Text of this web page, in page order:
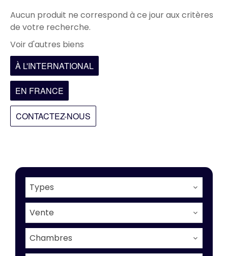
Aucun produit ne correspond à ce jour aux critères
de votre recherche.
Voir d'autres biens
À L'INTERNATIONAL
EN FRANCE
CONTACTEZ-NOUS
Types
Vente
Chambres